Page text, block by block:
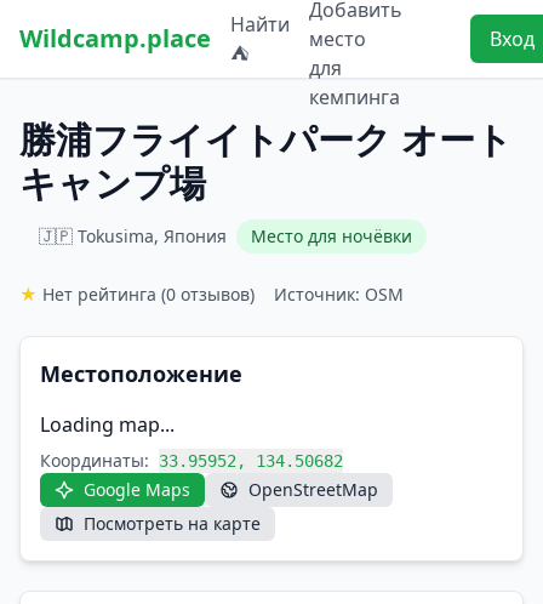
Wildcamp.place
Найти
⛺
Добавить
место
для
кемпинга
Вход
勝浦フライイトパーク オート
キャンプ場
🇯🇵 Tokusima, Япония Место для ночёвки
★ Нет рейтинга (0 отзывов) Источник: OSM
Местоположение
Loading map...
Координаты: 33.95952, 134.50682
Google Maps
OpenStreetMap
Посмотреть на карте